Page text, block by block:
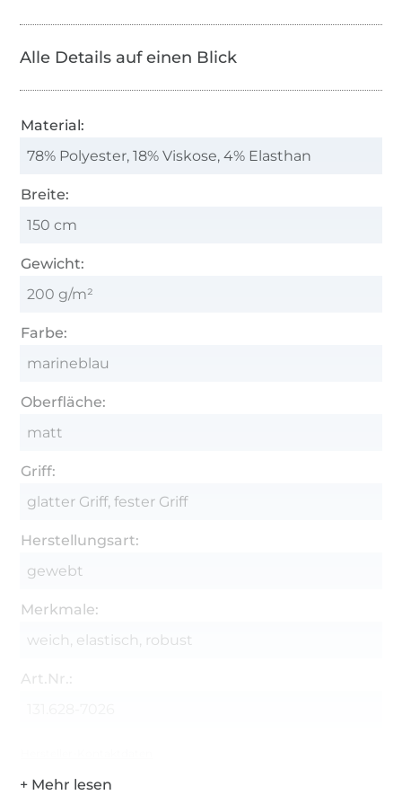
Alle Details auf einen Blick
Material:
78% Polyester, 18% Viskose, 4% Elasthan
Breite:
150 cm
Gewicht:
200 g/m²
Farbe:
marineblau
Oberfläche:
matt
Griff:
glatter Griff, fester Griff
Herstellungsart:
gewebt
Merkmale:
weich, elastisch, robust
Art.Nr.: